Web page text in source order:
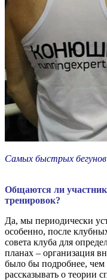
Самых быстрых бегунов
Общаются ли
тренировок?
Да, мы периодически
особенно, после
совета клуба для
планах – организация
было бы подробнее, чем
рассказывать о теории